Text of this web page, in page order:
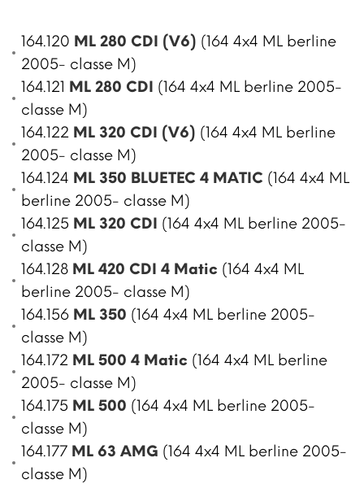
164.120 ML 280 CDI (V6) (164 4x4 ML berline
2005- classe M)
164.121 ML 280 CDI (164 4x4 ML berline 2005-
classe M)
164.122 ML 320 CDI (V6) (164 4x4 ML berline
2005- classe M)
164.124 ML 350 BLUETEC 4 MATIC (164 4x4 ML
berline 2005- classe M)
164.125 ML 320 CDI (164 4x4 ML berline 2005-
classe M)
164.128 ML 420 CDI 4 Matic (164 4x4 ML
berline 2005- classe M)
164.156 ML 350 (164 4x4 ML berline 2005-
classe M)
164.172 ML 500 4 Matic (164 4x4 ML berline
2005- classe M)
164.175 ML 500 (164 4x4 ML berline 2005-
classe M)
164.177 ML 63 AMG (164 4x4 ML berline 2005-
classe M)